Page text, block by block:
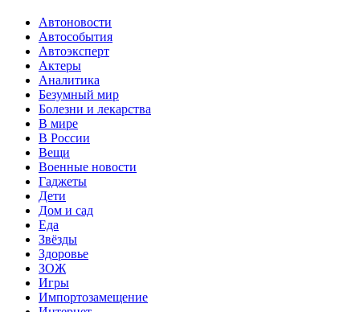
Автоновости
Автособытия
Автоэксперт
Актеры
Аналитика
Безумный мир
Болезни и лекарства
В мире
В России
Вещи
Военные новости
Гаджеты
Дети
Дом и сад
Еда
Звёзды
Здоровье
ЗОЖ
Игры
Импортозамещение